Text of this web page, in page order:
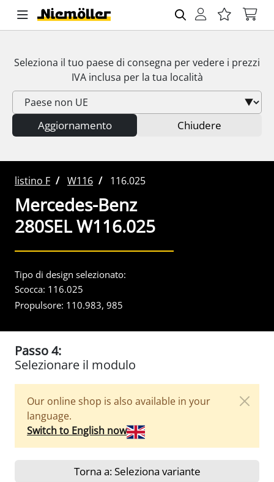
Seleziona il tuo paese di consegna per vedere i prezzi
IVAinclusa per la tua località
Aggiornamento Chiudere
listino F W116 116.025
Mercedes-Benz
280SEL W116.025
Tipo di design selezionato:
Scocca: 116.025
Propulsore: 110.983, 985
Passo 4:
Selezionare il modulo
Our online shop is also available in your
language.
Switch to English now
Torna a: Seleziona variante